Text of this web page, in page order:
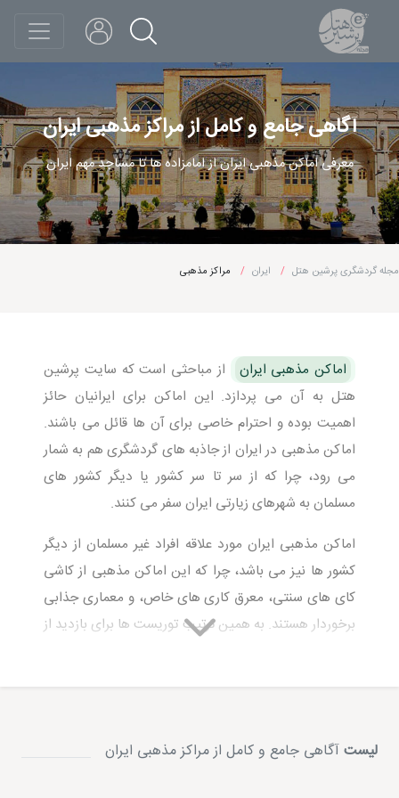
آگاهی جامع و کامل از مراکز مذهبی ایران
معرفی اماکن مذهبی ایران از امامزاده ها تا مساجد مهم ایران
مجله گردشگری پرشین هتل ایران مراکز مذهبی
اماکن مذهبی ایران
از مباحثی است که سایت پرشین
هتل به آن می پردازد. این اماکن برای ایرانیان حائز
اهمیت بوده و احترام خاصی برای آن ها قائل می باشند.
اماکن مذهبی در ایران از جاذبه های گردشگری هم به شمار
می رود، چرا که از سر تا سر کشور یا دیگر کشور های
مسلمان به شهرهای زیارتی ایران سفر می کنند.
اماکن مذهبی ایران مورد علاقه افراد غیر مسلمان از دیگر
کشور ها نیز می باشد، چرا که این اماکن مذهبی از کاشی
کای های سنتی، معرق کاری های خاص، و معماری جذابی
برخوردار هستند. به همین ترتیب توریست ها برای بازدید از
اماکن مذهبی ایران تعداد بی شماری داشته و ذکر تمامی
دلیل فقط تعدادی از اماکن مذهبی شناخته شده ایران رالیستآگاهی جامع و کامل از مراکز مذهبی ایران